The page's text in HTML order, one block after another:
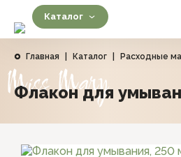
Каталог
Главная Каталог Расходные
Miss Mary
Флакон для